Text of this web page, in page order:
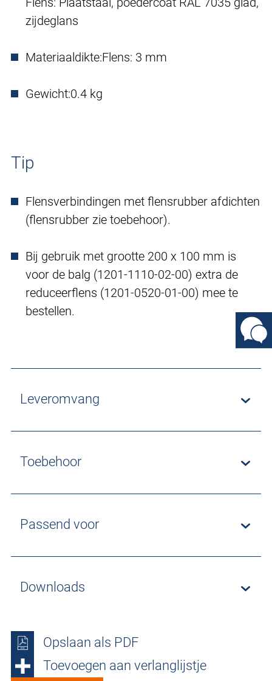
zijdeglans
Materiaaldikte:Flens: 3 mm
Gewicht:0.4 kg
Tip
Flensverbindingen met flensrubber afdichten
(flensrubber zie toebehoor).
Bij gebruik met grootte 200 x 100 mm is
voor de balg (1201-1110-02-00) extra de
reduceerflens (1201-0520-01-00) mee te
bestellen.
Leveromvang
Toebehoor
Passend voor
Downloads
Opslaan als PDF
Toevoegen aan verlanglijstje